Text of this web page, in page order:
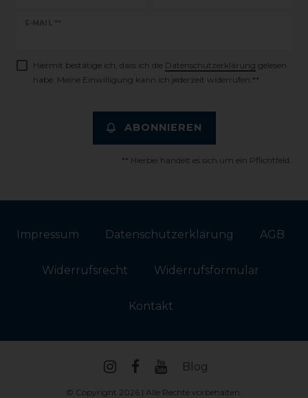
E-MAIL **
Newsletter
Hiermit bestätige ich, dass ich die Daten­schutz­erklärung gelesen
habe. Meine Einwilligung kann ich jederzeit widerrufen.**
ABONNIEREN
** Hierbei handelt es sich um ein Pflichtfeld.
Impressum Daten­schutz­erklärung AGB
Widerrufs­recht Widerrufs­formular
Kontakt
Blog
© Copyright 2026 | Alle Rechte vorbehalten.